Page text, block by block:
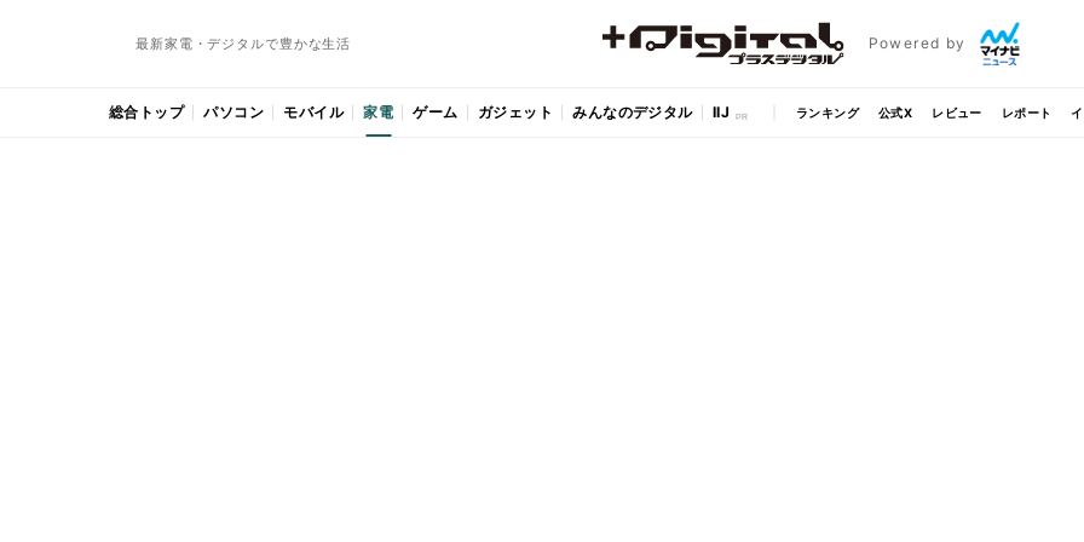
最新家電・デジタルで豊かな生活 Powered by
総合トップ パソコン モバイル 家電 ゲーム ガジェット みんなのデジタル IIJ ランキング 公式X レビュー レポート